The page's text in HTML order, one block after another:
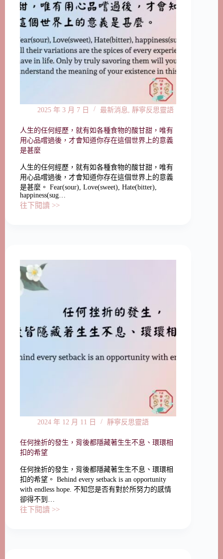
2025 年 3 月 7 日 最新消息 靜寧反思靈語
人生的任何經歷，就有如各種食物的酸甘甜，唯有
用心品嚐過後，才會知道你存在這個世界上的意義
是甚麼
人生的任何經歷，就有如各種食物的酸甘甜，唯有
用心品嚐過後，才會知道你存在這個世界上的意義
是甚麼。 Fear(sour), Love(sweet), Hate(bitter),
happiness(sug…
往下閱讀 >>
2024 年 12 月 11 日 靜寧反思靈語
任何挫折的發生，背後都隱藏著生生不息、環環相
扣的希望
任何挫折的發生，背後都隱藏著生生不息、環環相
扣的希望。 Behind every setback is an opportunity
with endless hope. 不知您是否有對於所努力的感情
卻得不到…
往下閱讀 >>